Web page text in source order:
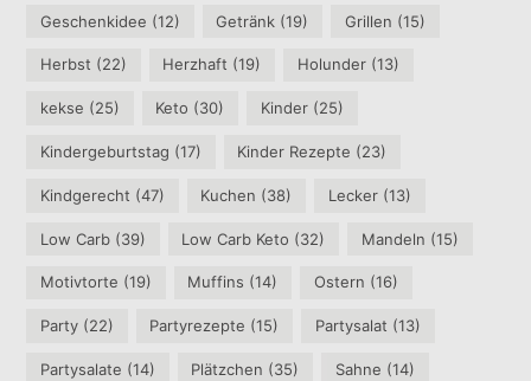
Geschenkidee (12) Getränk (19) Grillen (15)
Herbst (22) Herzhaft (19) Holunder(13)
kekse (25) Keto (30) Kinder(25)
Kindergeburtstag (17) Kinder Rezepte (23)
Kindgerecht (47) Kuchen (38) Lecker(13)
Low Carb (39) Low Carb Keto (32) Mandeln (15)
Motivtorte (19) Muffins (14) Ostern (16)
Party (22) Partyrezepte (15) Partysalat (13)
Partysalate (14) Plätzchen (35) Sahne (14)